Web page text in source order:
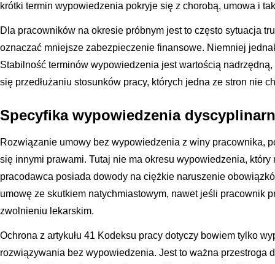
krótki termin wypowiedzenia pokryje się z chorobą, umowa i
Dla pracowników na okresie próbnym jest to często sytuacja
oznaczać mniejsze zabezpieczenie finansowe. Niemniej
Stabilność terminów wypowiedzenia jest wartością
się przedłużaniu stosunków pracy, których jedna ze stron nie
Specyfika wypowiedzenia
Rozwiązanie umowy bez wypowiedzenia z winy pracownika,
się innymi prawami. Tutaj nie ma okresu wypowiedzenia, który
pracodawca posiada dowody na ciężkie naruszenie
umowę ze skutkiem natychmiastowym, nawet jeśli pracownik
zwolnieniu lekarskim.
Ochrona z artykułu 41 Kodeksu pracy dotyczy bowiem tylko
rozwiązywania bez wypowiedzenia. Jest to ważna przestroga